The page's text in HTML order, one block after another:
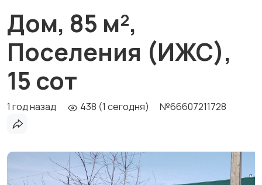
Дом, 85 м²,
Поселения (ИЖС),
15 сот
1 год назад 438 (1 сегодня) №66607211728